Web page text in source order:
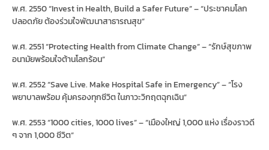
พ.ศ. 2550 “Invest in Health, Build a Safer Future” – “ประชาคมโลก
ปลอดภัย ต้องร่วมใจพัฒนาสาธารณสุข”
พ.ศ. 2551 “Protecting Health from Climate Change” – “รักษ์สุขภาพ
อนามัยพร้อมใจต้านโลกร้อน”
พ.ศ. 2552 “Save Live. Make Hospital Safe in Emergency” – “โรง
พยาบาลพร้อม คุ้มครองทุกชีวิต ในภาวะวิกฤตฉุกเฉิน”
พ.ศ. 2553 “1000 cities, 1000 lives” – “เมืองใหญ่ 1,000 แห่ง เรื่องราวดี
ๆ จาก 1,000 ชีวิต”